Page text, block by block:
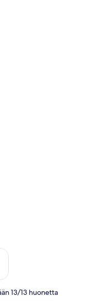
21 - elok. 23
13/13 huonetta